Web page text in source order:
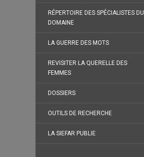
RÉPERTOIRE DES SPÉCIALISTES DU
DOMAINE
LA GUERRE DES MOTS
REVISITER LA QUERELLE DES
FEMMES
DOSSIERS
OUTILS DE RECHERCHE
LA SIEFAR PUBLIE